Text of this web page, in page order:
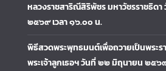
หลวงราชสาริณีสิริพัชร มหาวัชรราชธิด
๒๕๖๙ เวลา ๑๖.๐๐ น.
พิธีสวดพระพุทธมนต์เพื่อถวายเป็นพระ
พระเจ้าลูกเธอฯ วันที่ ๒๒ มิถุนายน ๒๕๖